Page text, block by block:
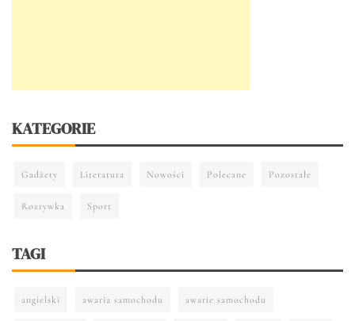
KATEGORIE
Gadżety Literatura Nowości Polecane Pozostałe
Rozrywka Sport
TAGI
angielski awaria samochodu awarie samochodu